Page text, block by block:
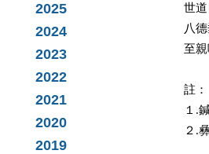
2025
2024
2023
2022
2021
2020
2019
世
八
至
註：
１.
２.